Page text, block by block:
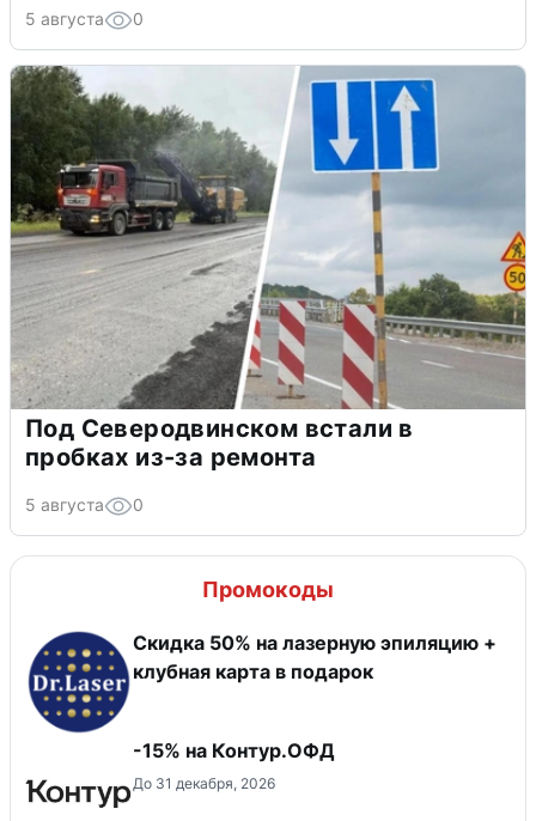
5 августа 0
Под Северодвинском встали в
пробках из-за ремонта
5 августа 0
Промокоды
Скидка 50% на лазерную эпиляцию +
клубная карта в подарок
-15% на Контур.ОФД
До 31 декабря, 2026